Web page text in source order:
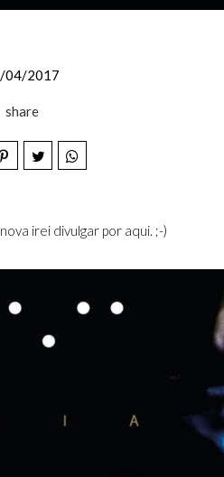
04/2017
share
irei divulgar por aqui. ;-)